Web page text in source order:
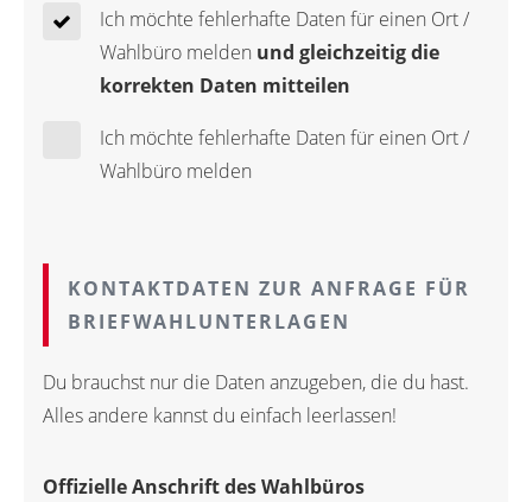
Ich möchte fehlerhafte Daten für einen Ort /
Wahlbüro melden und gleichzeitig die
korrekten Daten mitteilen
Ich möchte fehlerhafte Daten für einen Ort /
Wahlbüro melden
KONTAKTDATEN ZUR ANFRAGE FÜR
BRIEFWAHLUNTERLAGEN
Du brauchst nur die Daten anzugeben, die du hast.
Alles andere kannst du einfach leerlassen!
Offizielle Anschrift des Wahlbüros